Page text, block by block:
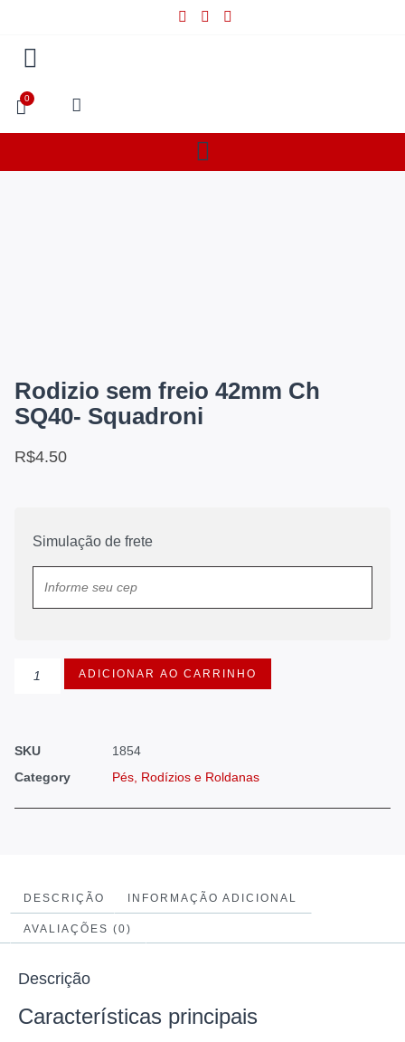
0
Rodizio sem freio 42mm Ch
SQ40- Squadroni
R$4.50
Simulação de frete
ADICIONAR AO CARRINHO
SKU
1854
Category
Pés, Rodízios e Roldanas
DESCRIÇÃO INFORMAÇÃO ADICIONAL
AVALIAÇÕES (0)
Descrição
Características principais